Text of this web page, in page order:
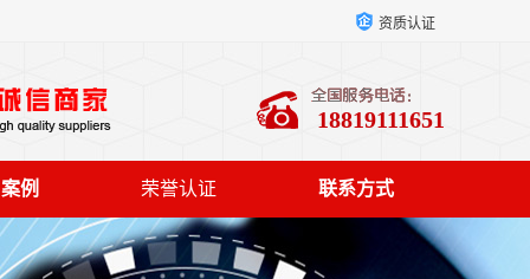
资质认证
18819111651
例 荣誉认证 联系方式